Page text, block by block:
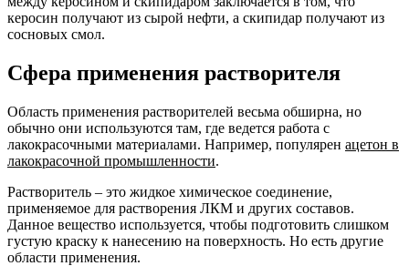
керосин получают из сырой нефти, а скипидар получают из
сосновых смол.
Сфера применения растворителя
Область применения растворителей весьма обширна, но
обычно они используются там, где ведется работа с
лакокрасочными материалами. Например, популярен ацетон в
лакокрасочной промышленности.
Растворитель – это жидкое химическое соединение,
применяемое для растворения ЛКМ и других составов.
Данное вещество используется, чтобы подготовить слишком
густую краску к нанесению на поверхность. Но есть другие
области применения.